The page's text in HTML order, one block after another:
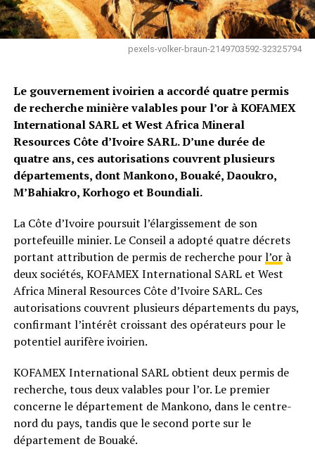
pexels-volker-braun-2149703592-32325794
Le gouvernement ivoirien a accordé quatre permis
de recherche minière valables pour l’or à KOFAMEX
International SARL et West Africa Mineral
Resources Côte d’Ivoire SARL. D’une durée de
quatre ans, ces autorisations couvrent plusieurs
départements, dont Mankono, Bouaké, Daoukro,
M’Bahiakro, Korhogo et Boundiali.
La Côte d’Ivoire poursuit l’élargissement de son
portefeuille minier. Le Conseil a adopté quatre décrets
portant attribution de permis de recherche pourl’orà
deux sociétés, KOFAMEX International SARL et West
Africa Mineral Resources Côte d’Ivoire SARL. Ces
autorisations couvrent plusieurs départements du pays,
confirmant l’intérêt croissant des opérateurs pour le
potentiel aurifère ivoirien.
KOFAMEX International SARL obtient deux permis de
recherche, tous deux valables pour l’or. Le premier
concerne le département de Mankono, dans le centre-
nord du pays, tandis que le second porte sur le
département de Bouaké.